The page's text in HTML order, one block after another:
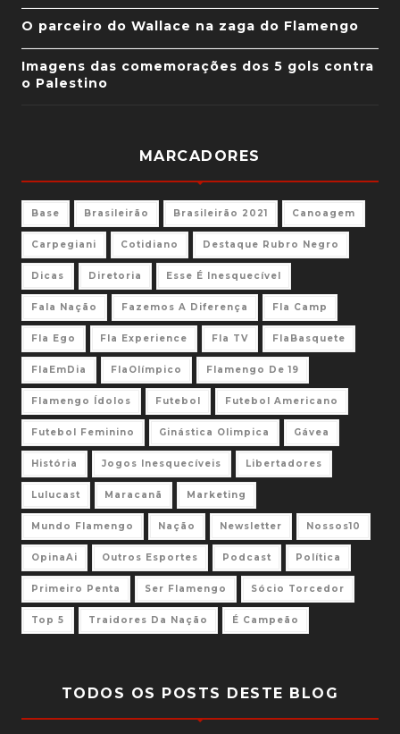
O parceiro do Wallace na zaga do Flamengo
Imagens das comemorações dos 5 gols contra
o Palestino
MARCADORES
Base Brasileirão Brasileirão 2021 Canoagem
Carpegiani Cotidiano Destaque Rubro Negro
Dicas Diretoria Esse É Inesquecível
Fala Nação Fazemos A Diferença Fla Camp
Fla Ego Fla Experience Fla TV FlaBasquete
FlaEmDia FlaOlímpico Flamengo De 19
Flamengo Ídolos Futebol Futebol Americano
Futebol Feminino Ginástica Olimpica Gávea
História Jogos Inesquecíveis Libertadores
Lulucast Maracanã Marketing
Mundo Flamengo Nação Newsletter Nossos10
OpinaAi Outros Esportes Podcast Política
Primeiro Penta Ser Flamengo Sócio Torcedor
Top 5 Traidores Da Nação É Campeão
TODOS OS POSTS DESTE BLOG